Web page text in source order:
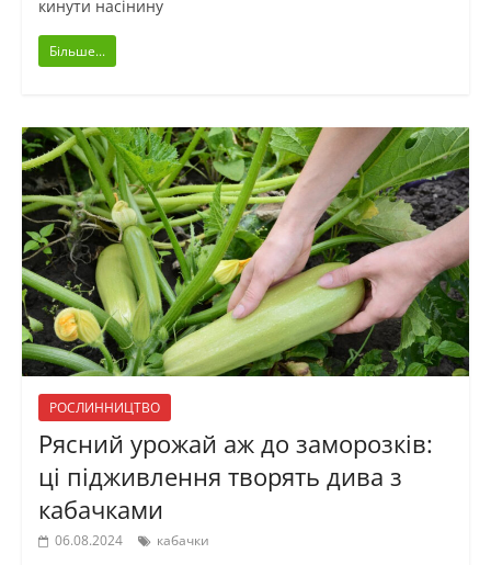
кинути насінину
Більше...
РОСЛИННИЦТВО
Рясний урожай аж до заморозків:
ці підживлення творять дива з
кабачками
06.08.2024 кабачки